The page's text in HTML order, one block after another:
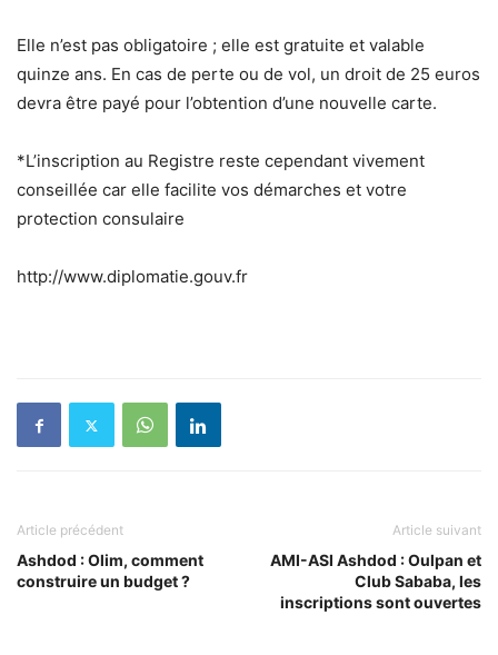
Elle n’est pas obligatoire ; elle est gratuite et valable
quinze ans. En cas de perte ou de vol, un droit de 25 euros
devra être payé pour l’obtention d’une nouvelle carte.
*L’inscription au Registre reste cependant vivement
conseillée car elle facilite vos démarches et votre
protection consulaire
http://www.diplomatie.gouv.fr
Article précédent
Ashdod : Olim, comment
construire un budget ?
Article suivant
AMI-ASI Ashdod : Oulpan et
Club Sababa, les
inscriptions sont ouvertes